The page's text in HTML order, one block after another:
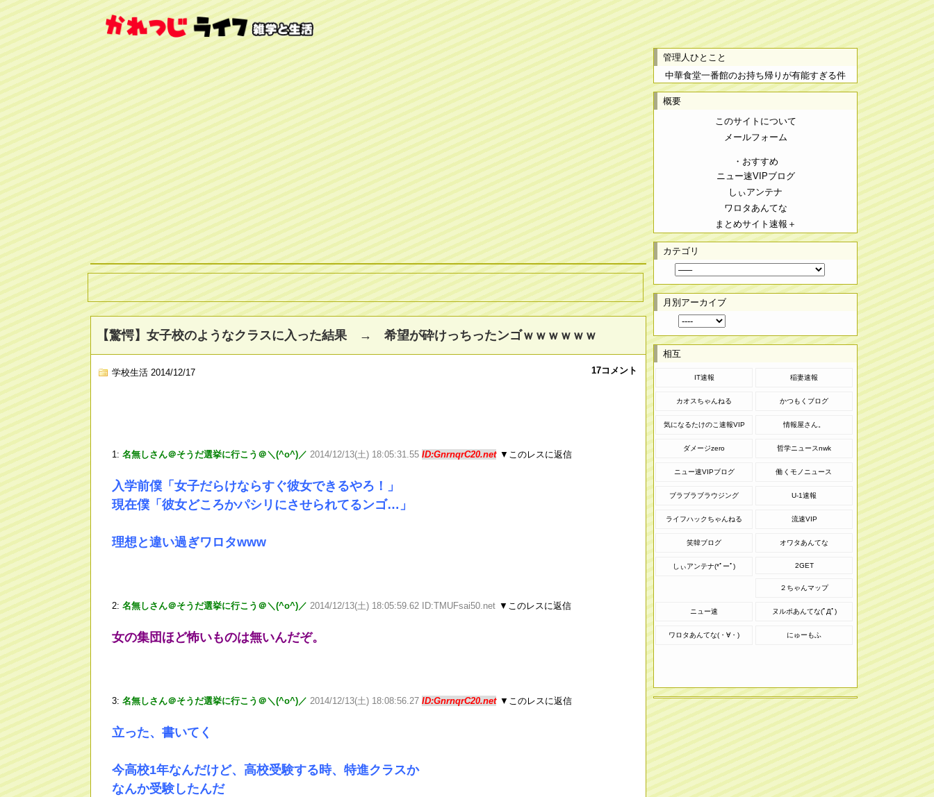
【驚愕】女子校のようなクラスに入った結果 → 希望が砕けっちったンゴｗｗｗｗｗｗ
学校生活 2014/12/17 17コメント
1: 名無しさん＠そうだ選挙に行こう＠＼(^o^)／ 2014/12/13(土) 18:05:31.55 ID:GnrnqrC20.net ▼このレスに返信
入学前僕「女子だらけならすぐ彼女できるやろ！」
現在僕「彼女どころかパシリにさせられてるンゴ…」
理想と違い過ぎワロタwww
2: 名無しさん＠そうだ選挙に行こう＠＼(^o^)／ 2014/12/13(土) 18:05:59.62 ID:TMUFsai50.net ▼このレスに返信
女の集団ほど怖いものは無いんだぞ。
3: 名無しさん＠そうだ選挙に行こう＠＼(^o^)／ 2014/12/13(土) 18:08:56.27 ID:GnrnqrC20.net ▼このレスに返信
立った、書いてく
今高校1年なんだけど、高校受験する時、特進クラスか
なんか受験したんだ
管理人ひとこと
中華食堂一番館のお持ち帰りが有能すぎる件
概要
このサイトについて
メールフォーム
・おすすめ
ニュー速VIPブログ
しぃアンテナ
ワロタあんてな
まとめサイト速報＋
カテゴリ
月別アーカイブ
相互
IT速報 稲妻速報
カオスちゃんねる かつもくブログ
気になるたけのこ速報VIP 情報屋さん。
ダメージzero 哲学ニュースnwk
ニュー速VIPブログ 働くモノニュース
ブラブラブラウジング U-1速報
ライフハックちゃんねる 流速VIP
笑韓ブログ オワタあんてな
しぃアンテナ(*ﾟーﾟ) 2GET
２ちゃんマップ
ニュー速 ヌルポあんてな(ﾟДﾟ)
ワロタあんてな(・∀・) にゅーもふ